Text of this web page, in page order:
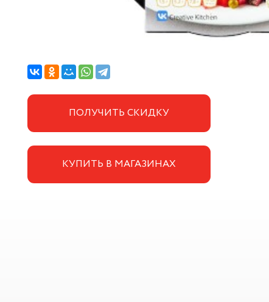
ПОЛУЧИТЬ СКИДКУ
КУПИТЬ В МАГАЗИНАХ